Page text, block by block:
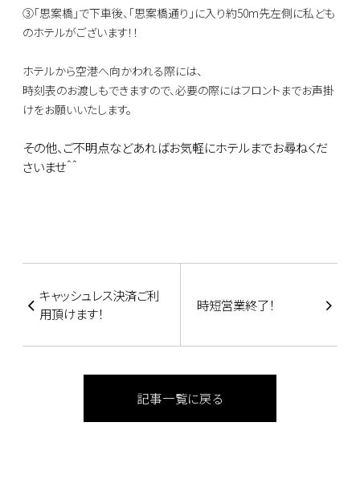
③「思案橋」で下車後、 「思案橋通り」に入り約50m先左側に私ども
のホテルがございます！！
ホテルから空港へ向かわれる際には、
時刻表のお渡しもできますので、必要の際にはフロントまでお声掛
けをお願いいたします。
その他、ご不明点などあればお気軽にホテルまでお尋ねくだ
さいませ＾＾
キャッシュレス決済ご利
用頂けます！
時短営業終了！
記事一覧に戻る